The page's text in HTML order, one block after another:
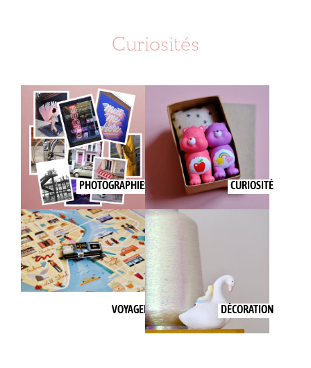
Curiosités
PHOTOGRAPHIES CURIOSITÉ
VOYAGER DÉCORATION